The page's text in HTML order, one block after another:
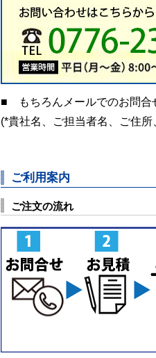
■ もちろんメールでのお問
(*貴社名、ご担当者名、ご住
ご利用案内
ご注文の流れ